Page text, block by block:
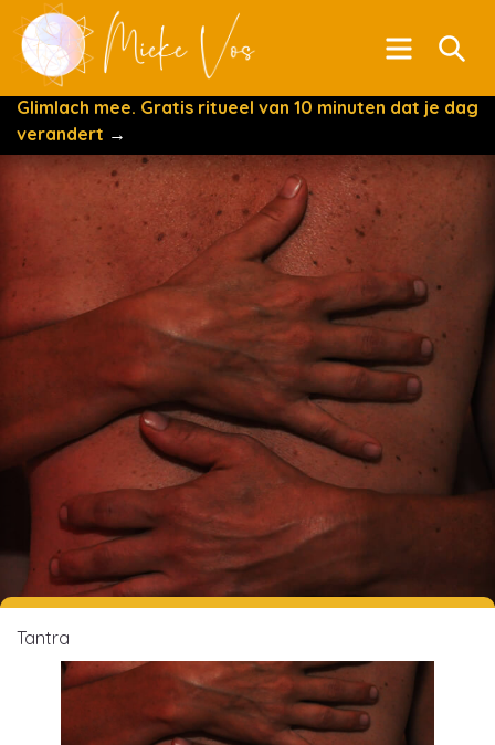
Menu
Glimlach mee. Gratis ritueel van 10 minuten dat je dag
verandert →
Tantra